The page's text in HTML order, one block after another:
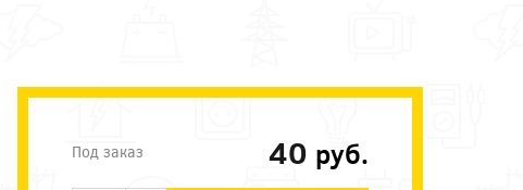
Под заказ 40 руб.